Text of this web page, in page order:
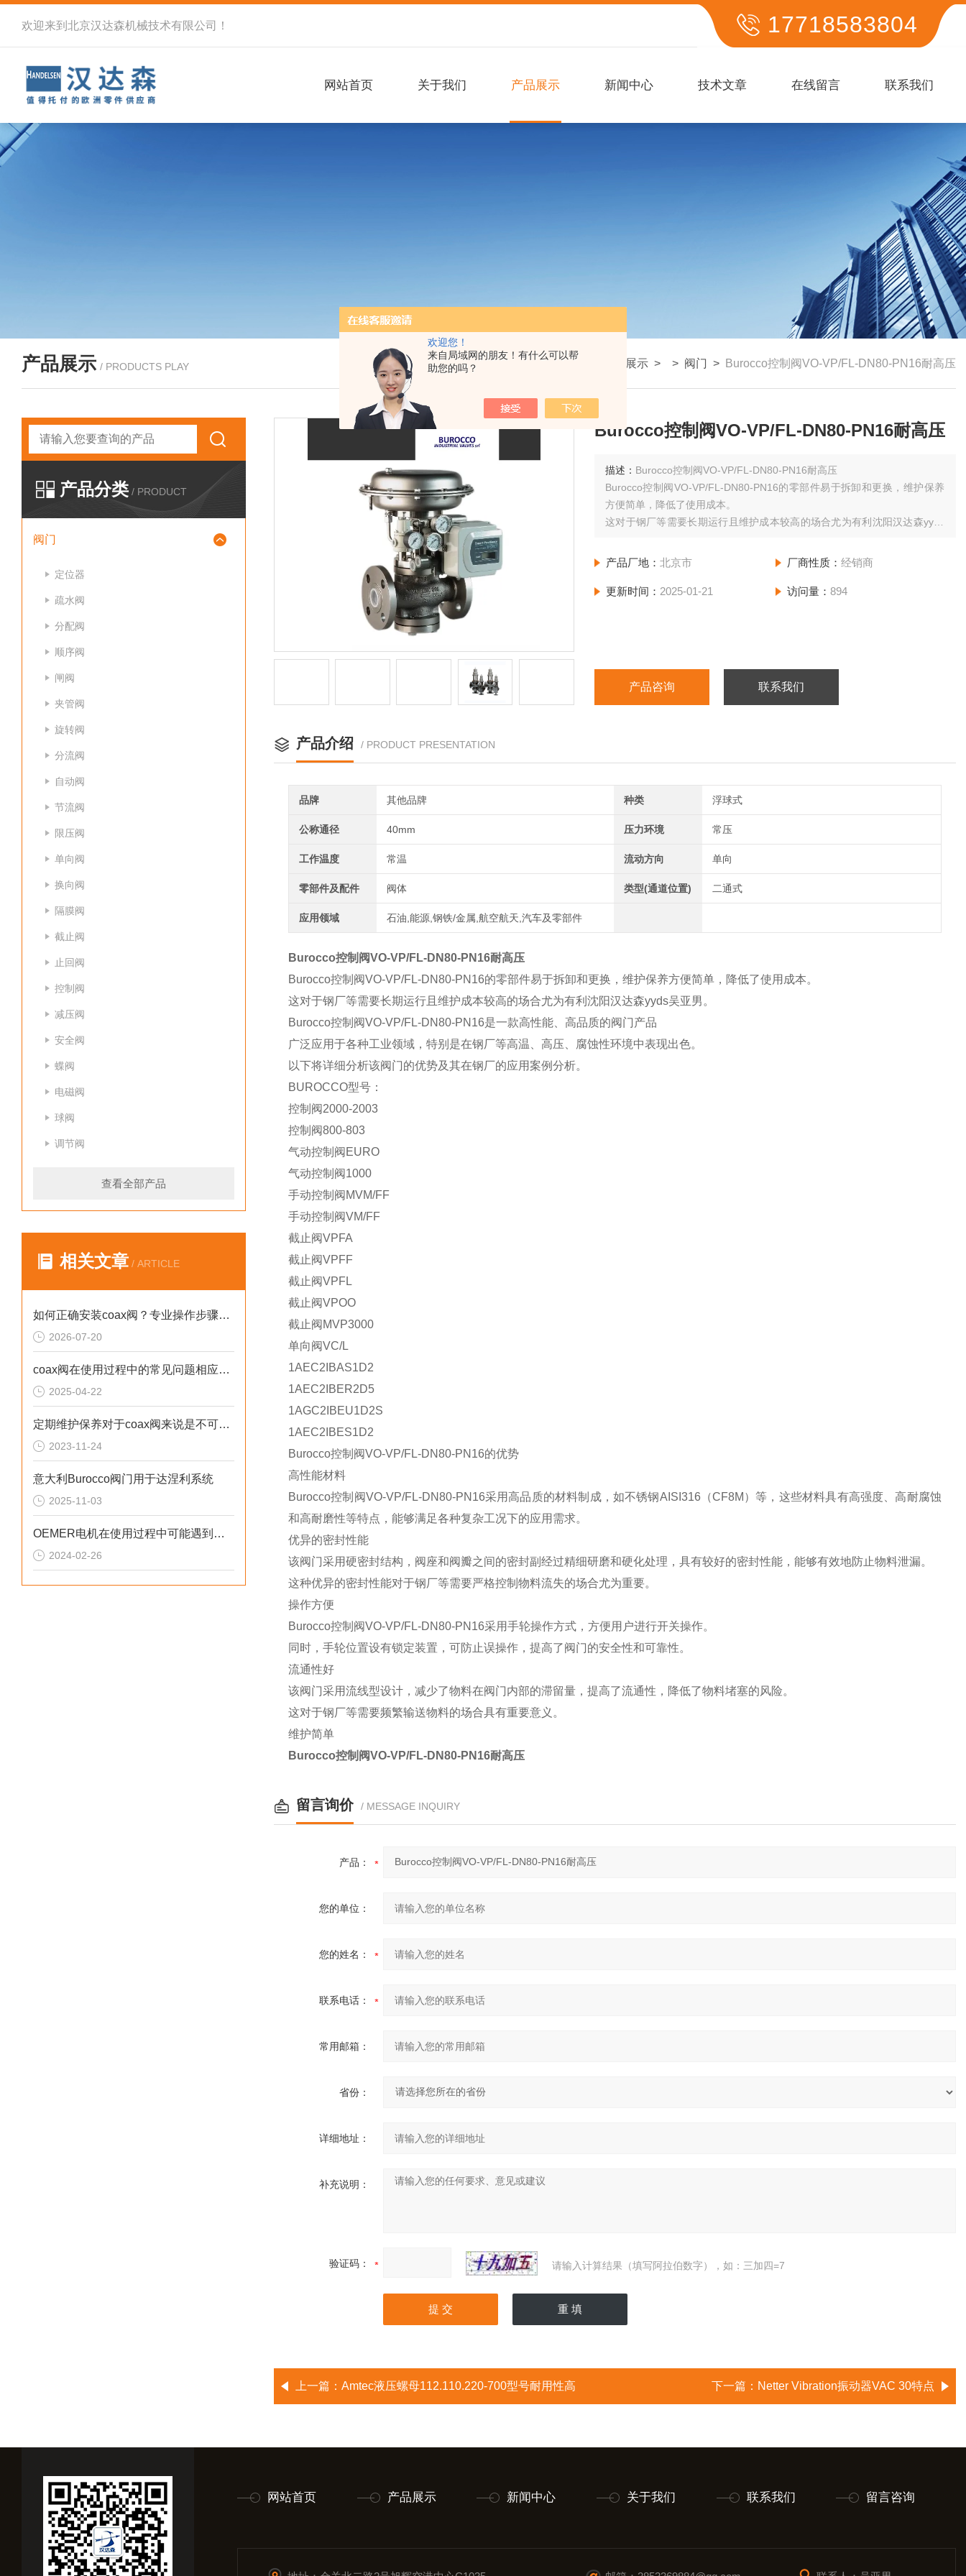
欢迎您！
来自局域网的朋友！有什么可以帮
助您的吗？
欢迎来到北京汉达森机械技术有限公司！ 17718583804
网站首页 关于我们 产品展示 新闻中心 技术文章 在线留言 联系我们
产品展示 / PRODUCTS PLAY 我的位置：首页 产品展示 > > 阀门 > Burocco控制阀VO-VP/FL-DN80-PN16耐高压
产品分类 / PRODUCT
阀门
定位器
疏水阀
分配阀
顺序阀
闸阀
夹管阀
旋转阀
分流阀
自动阀
节流阀
限压阀
单向阀
换向阀
隔膜阀
截止阀
止回阀
控制阀
减压阀
安全阀
蝶阀
电磁阀
球阀
调节阀
查看全部产品
相关文章 / ARTICLE
如何正确安装coax阀？专业操作步骤与注意事项全解析
2026-07-20
coax阀在使用过程中的常见问题相应解决方法分享
2025-04-22
定期维护保养对于coax阀来说是不可少的
2023-11-24
意大利Burocco阀门用于达涅利系统
2025-11-03
OEMER电机在使用过程中可能遇到的故障相应解决方法分享
2024-02-26
Burocco控制阀VO-VP/FL-DN80-PN16耐高压
描述： Burocco控制阀VO-VP/FL-DN80-PN16耐高压
Burocco控制阀VO-VP/FL-DN80-PN16的零部件易于拆卸和更换，维护保养
方便简单，降低了使用成本。
这对于钢厂等需要长期运行且维护成本较高的场合尤为有利沈阳汉达森yyds
产品厂地：北京市 厂商性质： 经销商
更新时间： 2025-01-21 访问量： 894
产品咨询 联系我们
产品介绍 / PRODUCT PRESENTATION
品牌 其他品牌 种类 浮球式
公称通径 40mm 压力环境 常压
工作温度 常温 流动方向 单向
零部件及配件 阀体 类型(通道位置) 二通式
应用领域 石油,能源,钢铁/金属,航空航天,汽车及零部件
Burocco控制阀VO-VP/FL-DN80-PN16耐高压
Burocco控制阀VO-VP/FL-DN80-PN16的零部件易于拆卸和更换，维护保养方便简单，降低了使用成本。
这对于钢厂等需要长期运行且维护成本较高的场合尤为有利沈阳汉达森yyds吴亚男。
Burocco控制阀VO-VP/FL-DN80-PN16是一款高性能、高品质的阀门产品
广泛应用于各种工业领域，特别是在钢厂等高温、高压、腐蚀性环境中表现出色。
以下将详细分析该阀门的优势及其在钢厂的应用案例分析。
BUROCCO型号：
控制阀2000-2003
控制阀800-803
气动控制阀EURO
气动控制阀1000
手动控制阀MVM/FF
手动控制阀VM/FF
截止阀VPFA
截止阀VPFF
截止阀VPFL
截止阀VPOO
截止阀MVP3000
单向阀VC/L
1AEC2IBAS1D2
1AEC2IBER2D5
1AGC2IBEU1D2S
1AEC2IBES1D2
Burocco控制阀VO-VP/FL-DN80-PN16的优势
高性能材料
Burocco控制阀VO-VP/FL-DN80-PN16采用高品质的材料制成，如不锈钢AISI316（CF8M）等，这些材料具有高强度、高耐腐蚀
和高耐磨性等特点，能够满足各种复杂工况下的应用需求。
优异的密封性能
该阀门采用硬密封结构，阀座和阀瓣之间的密封副经过精细研磨和硬化处理，具有较好的密封性能，能够有效地防止物料泄漏。
这种优异的密封性能对于钢厂等需要严格控制物料流失的场合尤为重要。
操作方便
Burocco控制阀VO-VP/FL-DN80-PN16采用手轮操作方式，方便用户进行开关操作。
同时，手轮位置设有锁定装置，可防止误操作，提高了阀门的安全性和可靠性。
流通性好
该阀门采用流线型设计，减少了物料在阀门内部的滞留量，提高了流通性，降低了物料堵塞的风险。
这对于钢厂等需要频繁输送物料的场合具有重要意义。
维护简单
Burocco控制阀VO-VP/FL-DN80-PN16耐高压
留言询价 / MESSAGE INQUIRY
产品：
您的单位：
您的姓名：
联系电话：
常用邮箱：
省份：
详细地址：
补充说明：
验证码： 请输入计算结果（填写阿拉伯数字），如：三加四=7
上一篇： Amtec液压螺母112.110.220-700型号耐用性高 下一篇： Netter Vibration振动器VAC 30特点
网站首页 产品展示 新闻中心 关于我们 联系我们 留言咨询